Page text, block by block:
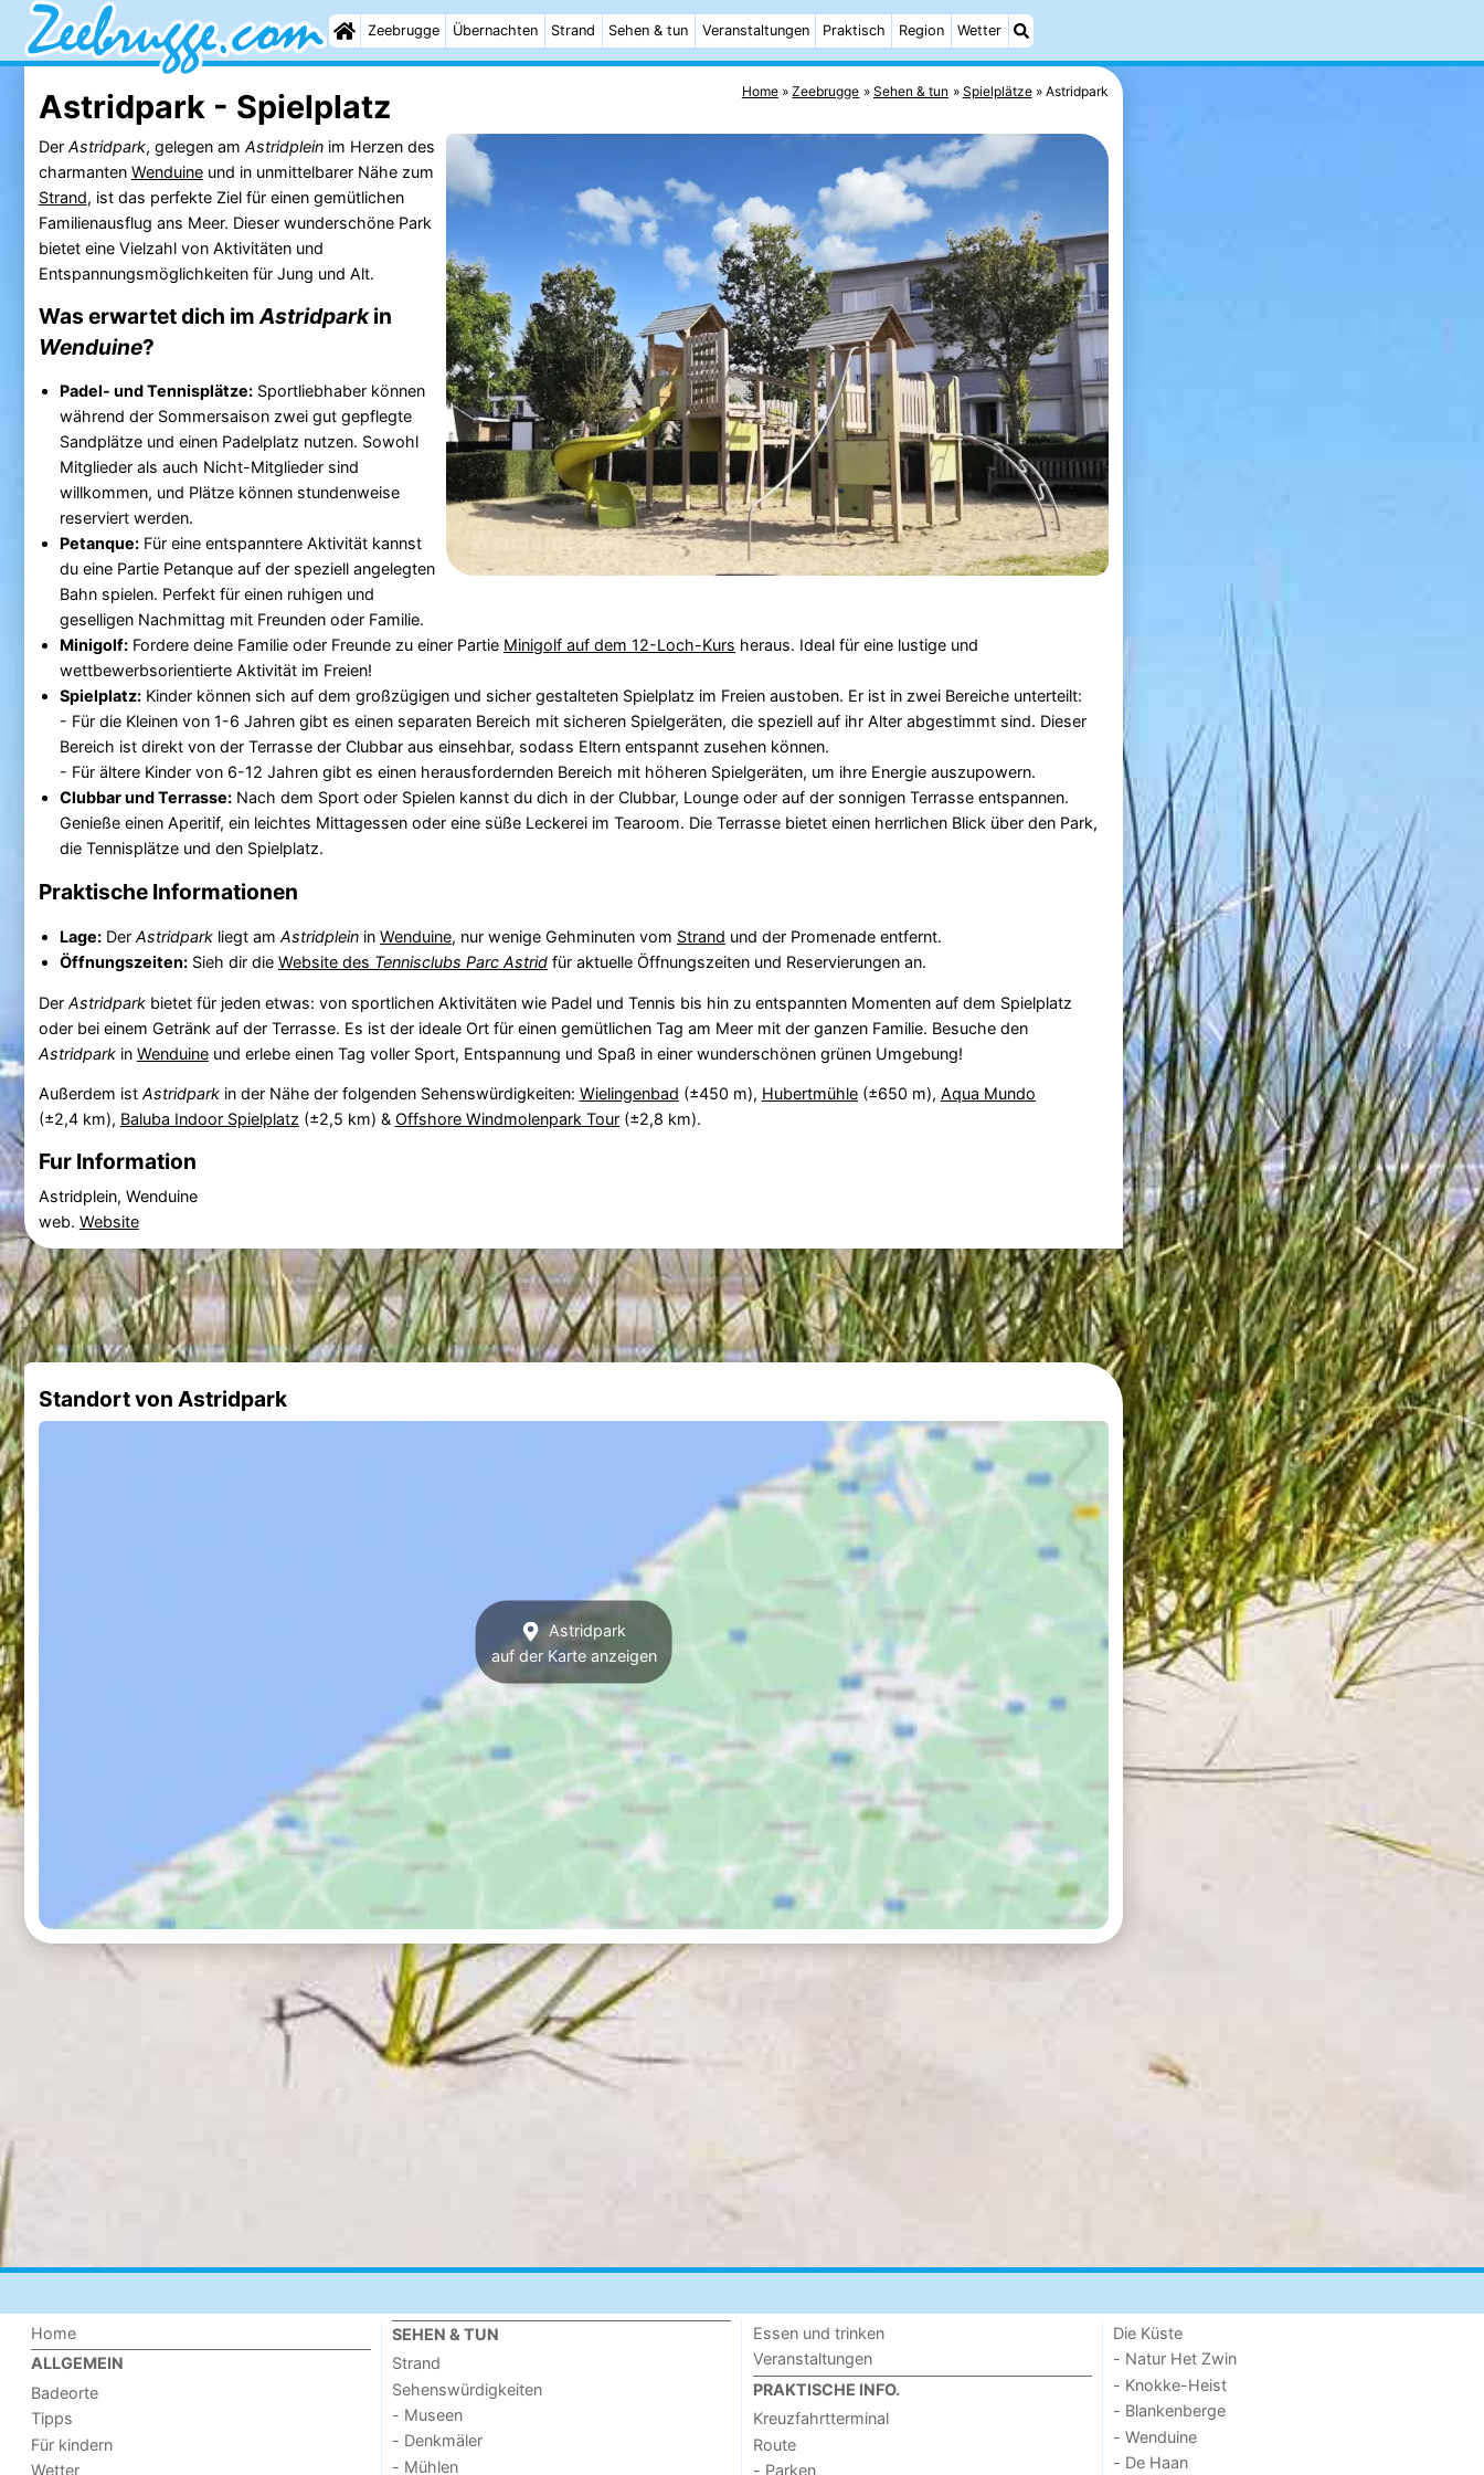
Zeebrugge Übernachten Strand Sehen & tun Veranstaltungen Praktisch Region Wetter
Home Zeebrugge Sehen & tun Spielplätze Astridpark
Astridpark - Spielplatz
Der Astridpark, gelegen am Astridpleinim Herzen des
charmanten Wenduineund in unmittelbarer Nähe zum
Strand, ist das perfekte Ziel für einen gemütlichen
Familienausflug ans Meer. Dieser wunderschöne Park
bietet eine Vielzahl von Aktivitäten und
Entspannungsmöglichkeiten für Jung und Alt.
Was erwartet dich im Astridparkin
Wenduine?
Padel- und Tennisplätze:Sportliebhaber können
während der Sommersaison zwei gut gepflegte
Sandplätze und einen Padelplatz nutzen. Sowohl
Mitglieder als auch Nicht-Mitglieder sind
willkommen, und Plätze können stundenweise
reserviert werden.
Petanque:Für eine entspanntere Aktivität kannst
du eine Partie Petanque auf der speziell angelegten
Bahn spielen. Perfekt für einen ruhigen und
geselligen Nachmittag mit Freunden oder Familie.
Minigolf:Fordere deine Familie oder Freunde zu einer Partie Minigolf auf dem 12-Loch-Kurs heraus. Ideal für eine lustige und
wettbewerbsorientierte Aktivität im Freien!
Spielplatz:Kinder können sich auf dem großzügigen und sicher gestalteten Spielplatz im Freien austoben. Er ist in zwei Bereiche unterteilt:
- Für die Kleinen von 1-6 Jahren gibt es einen separaten Bereich mit sicheren Spielgeräten, die speziell auf ihr Alter abgestimmt sind. Dieser
Bereich ist direkt von der Terrasse der Clubbar aus einsehbar, sodass Eltern entspannt zusehen können.
- Für ältere Kinder von 6-12 Jahren gibt es einen herausfordernden Bereich mit höheren Spielgeräten, um ihre Energie auszupowern.
Clubbar und Terrasse:Nach dem Sport oder Spielen kannst du dich in der Clubbar, Lounge oder auf der sonnigen Terrasse entspannen.
Genieße einen Aperitif, ein leichtes Mittagessen oder eine süße Leckerei im Tearoom. Die Terrasse bietet einen herrlichen Blick über den Park,
die Tennisplätze und den Spielplatz.
Praktische Informationen
Lage:Der Astridparkliegt am Astridpleinin Wenduine, nur wenige Gehminuten vom Strand und der Promenade entfernt.
Öffnungszeiten:Sieh dir die Website des Tennisclubs Parc Astridfür aktuelle Öffnungszeiten und Reservierungen an.
Der Astridparkbietet für jeden etwas: von sportlichen Aktivitäten wie Padel und Tennis bis hin zu entspannten Momenten auf dem Spielplatz
oder bei einem Getränk auf der Terrasse. Es ist der ideale Ort für einen gemütlichen Tag am Meer mit der ganzen Familie. Besuche den
Astridparkin Wenduineund erlebe einen Tag voller Sport, Entspannung und Spaß in einer wunderschönen grünen Umgebung!
Außerdem ist Astridparkin der Nähe der folgenden Sehenswürdigkeiten: Wielingenbad (±450 m), Hubertmühle(±650 m), Aqua Mundo
(±2,4 km), Baluba Indoor Spielplatz (±2,5 km) & Offshore Windmolenpark Tour(±2,8 km).
Fur Information
Astridplein, Wenduine
web. Website
Standort von Astridpark
Astridpark
auf der Karte anzeigen
Home
ALLGEMEIN
Badeorte
Tipps
Für kindern
Wetter
SEHEN & TUN
Strand
Sehenswürdigkeiten
- Museen
- Denkmäler
- Mühlen
Essen und trinken
Veranstaltungen
PRAKTISCHE INFO.
Kreuzfahrtterminal
Route
- Parken
Die Küste
- Natur Het Zwin
- Knokke-Heist
- Blankenberge
- Wenduine
- De Haan